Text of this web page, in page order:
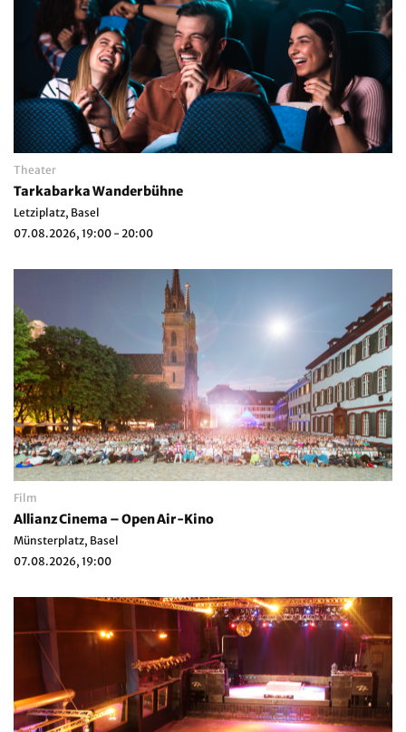
Theater
Tarkabarka Wanderbühne
Letziplatz, Basel
07.08.2026, 19:00 - 20:00
Film
Allianz Cinema – Open Air-Kino
Münsterplatz, Basel
07.08.2026, 19:00